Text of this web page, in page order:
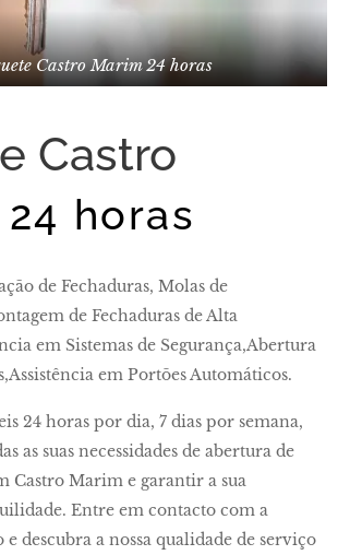
Castro Marim 24 horas
Castro
24 horas
de Fechaduras, Molas de
de Fechaduras de Alta
em Sistemas de Segurança,Abertura
em Portões Automáticos.
24 horas por dia, 7 dias por semana,
as suas necessidades de abertura de
Castro Marim e garantir a sua
Entre em contacto com a
descubra a nossa qualidade de serviço